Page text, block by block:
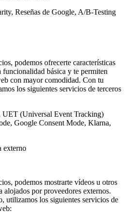
Reseñas de Google, A/B-Testing
podemos ofrecerte características
funcionalidad básica y te permiten
con mayor comodidad. Con tu
los siguientes servicios de terceros
UET (Universal Event Tracking)
Google Consent Mode, Klarna,
externo
podemos mostrarte vídeos u otros
alojados por proveedores externos.
utilizamos los siguientes servicios de